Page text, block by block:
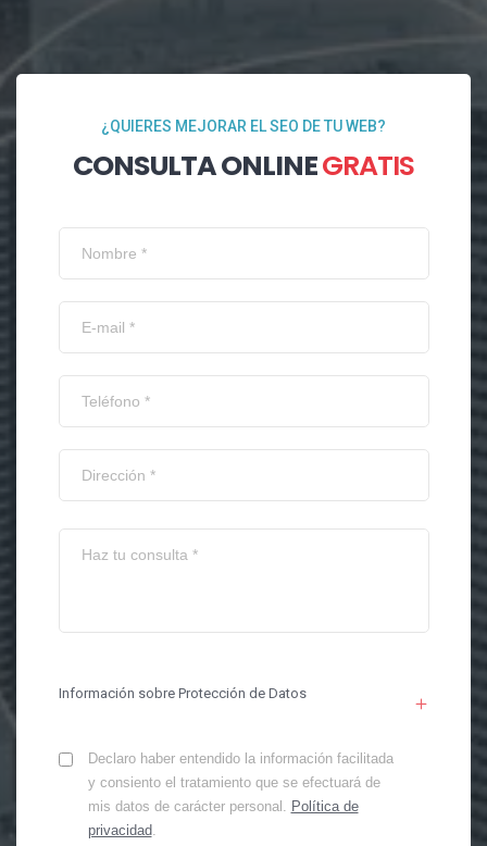
¿QUIERES MEJORAR EL SEO DE TU WEB?
CONSULTA ONLINEGRATIS
Información sobre Protección de Datos
Declaro haber entendido la información facilitada
y consiento el tratamiento que se efectuará de
mis datos de carácter personal. Política de
privacidad.